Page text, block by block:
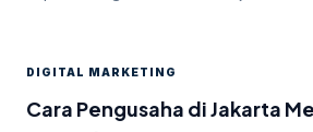
menghadapi tantangan dalam
iklan mereka. Dalam artikel ini, kita akan
mengapa […]
DIGITAL MARKETING
Cara Pengusaha di Jakarta